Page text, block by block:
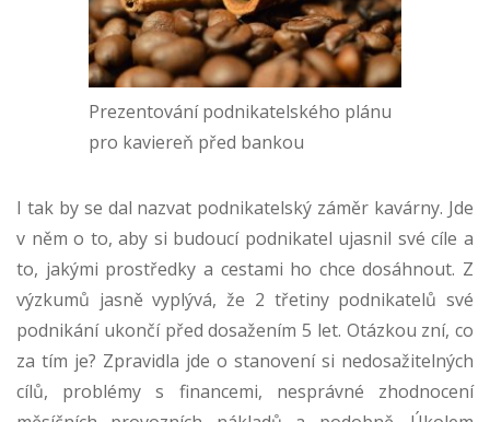
Prezentování podnikatelského plánu
pro kaviereň před bankou
I tak by se dal nazvat podnikatelský záměr kavárny. Jde
v něm o to, aby si budoucí podnikatel ujasnil své cíle a
to, jakými prostředky a cestami ho chce dosáhnout. Z
výzkumů jasně vyplývá, že 2 třetiny podnikatelů své
podnikání ukončí před dosažením 5 let. Otázkou zní, co
za tím je? Zpravidla jde o stanovení si nedosažitelných
cílů, problémy s financemi, nesprávné zhodnocení